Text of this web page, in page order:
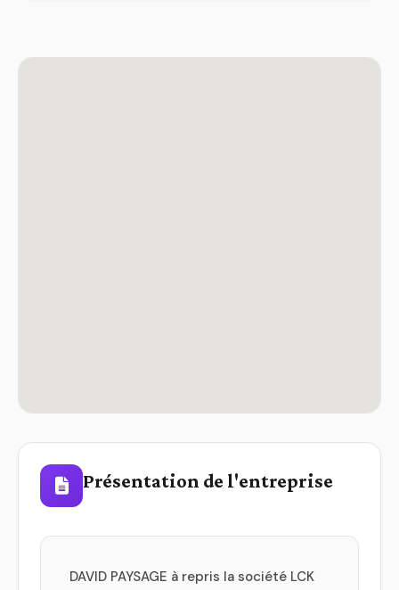
Présentation de l'entreprise
DAVID PAYSAGE à repris la société LCK